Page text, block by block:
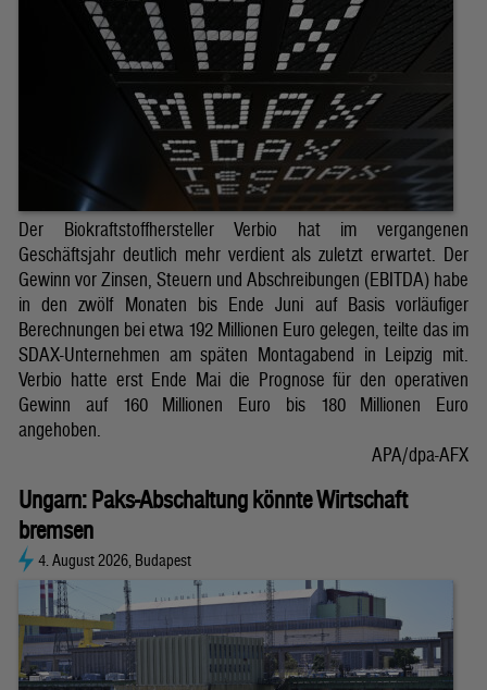
Der Biokraftstoffhersteller Verbio hat im vergangenen
Geschäftsjahr deutlich mehr verdient als zuletzt erwartet. Der
Gewinn vor Zinsen, Steuern und Abschreibungen (EBITDA) habe
in den zwölf Monaten bis Ende Juni auf Basis vorläufiger
Berechnungen bei etwa 192 Millionen Euro gelegen, teilte das im
SDAX-Unternehmen am späten Montagabend in Leipzig mit.
Verbio hatte erst Ende Mai die Prognose für den operativen
Gewinn auf 160 Millionen Euro bis 180 Millionen Euro
angehoben.
APA/dpa-AFX
Ungarn: Paks-Abschaltung könnte Wirtschaft
bremsen
4. August 2026, Budapest